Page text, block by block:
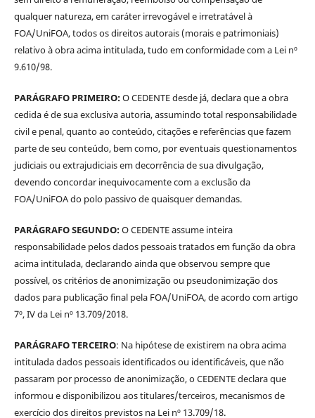
qualquer natureza, em caráter irrevogável e irretratável à
FOA/UniFOA, todos os direitos autorais (morais e patrimoniais)
relativo à obra acima intitulada, tudo em conformidade com a Lei nº
9.610/98.
PARÁGRAFO PRIMEIRO:O CEDENTE desde já, declara que a obra
cedida é de sua exclusiva autoria, assumindo total responsabilidade
civil e penal, quanto ao conteúdo, citações e referências que fazem
parte de seu conteúdo, bem como, por eventuais questionamentos
judiciais ou extrajudiciais em decorrência de sua divulgação,
devendo concordar inequivocamente com a exclusão da
FOA/UniFOA do polo passivo de quaisquer demandas.
PARÁGRAFO SEGUNDO:O CEDENTE assume inteira
responsabilidade pelos dados pessoais tratados em função da obra
acima intitulada, declarando ainda que observou sempre que
possível, os critérios de anonimização ou pseudonimização dos
dados para publicação final pela FOA/UniFOA, de acordo com artigo
7º, IV da Lei nº 13.709/2018.
PARÁGRAFO TERCEIRO: Na hipótese de existirem na obra acima
intitulada dados pessoais identificados ou identificáveis, que não
passaram por processo de anonimização, o CEDENTE declara que
informou e disponibilizou aos titulares/terceiros, mecanismos de
exercício dos direitos previstos na Lei nº 13.709/18.